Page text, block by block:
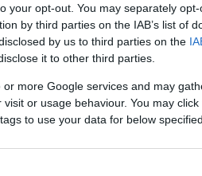
your opt-out. You may separately
by third parties on the IAB’s list of
by us to third parties on the
it to other third parties.
more Google services and may
or usage behaviour. You may
to use your data for below
στονΛευκό
καθημερινά
και οι οποίοι θα
τους από
διαδηλώσεις.
να συναντηθούν, ο